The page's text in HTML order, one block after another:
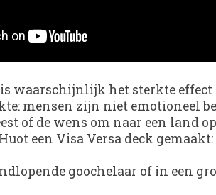
waarschijnlijk het sterkte effect
mensen zijn niet emotioneel
of de wens om naar een land
een Visa Versa deck
goochelaar of in een